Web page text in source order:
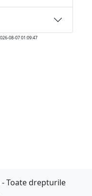
08-07 01:09:47
Toate drepturile